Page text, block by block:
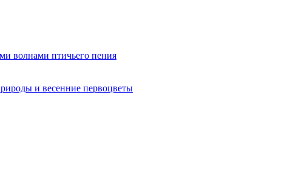
волнами птичьего пения
и весенние первоцветы